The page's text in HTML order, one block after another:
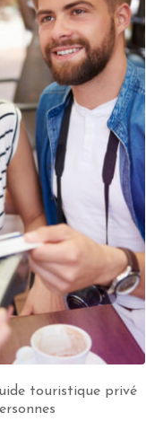
touristique privé